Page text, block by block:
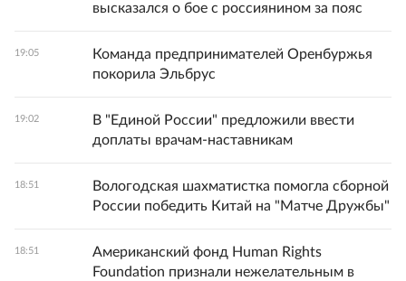
высказался о бое с россиянином за пояс
19:05
Команда предпринимателей Оренбуржья
покорила Эльбрус
19:02
В "Единой России" предложили ввести
доплаты врачам-наставникам
18:51
Вологодская шахматистка помогла сборной
России победить Китай на "Матче Дружбы"
18:51
Американский фонд Human Rights
Foundation признали нежелательным в